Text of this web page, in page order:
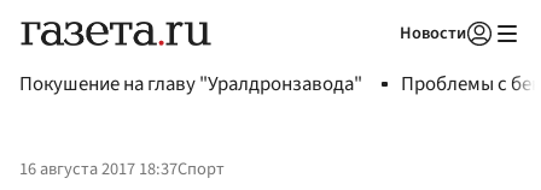
Новости
Покушение на главу "Уралдронзавода" Проблемы с
16 августа 2017 18:37Спорт